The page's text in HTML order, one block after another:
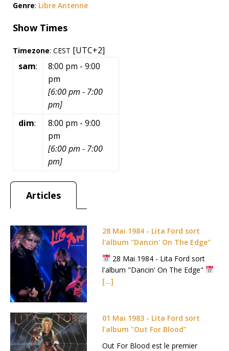
Genre: Libre Antenne
Show Times
Timezone:CEST [UTC+2]
sam: 8:00 pm -9:00
pm
[6:00 pm - 7:00
pm]
dim: 8:00 pm -9:00
pm
[6:00 pm - 7:00
pm]
Articles
28 Mai 1984 - Lita Ford sort
l'album "Dancin' On The Edge"
28 Mai 1984 - Lita Ford sort
l'album "Dancin' On The Edge"
[…]
01 Mai 1983 - Lita Ford sort
l'album "Out For Blood"
Out For Blood est le premier